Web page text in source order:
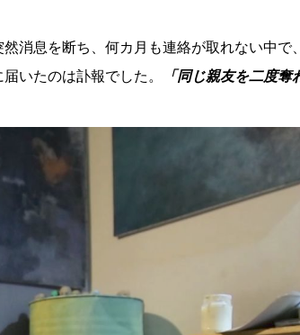
消息を断ち、何カ月も連絡が取れない中で
いたのは訃報でした。 「同じ親友を二度奪